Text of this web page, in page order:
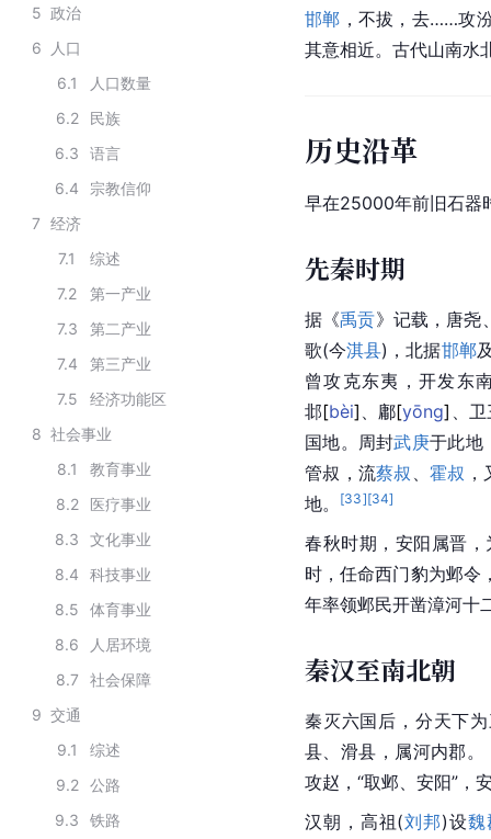
5 政治
6
人口
6.1
人口数量
6.2
民族
6.3
语言
6.4
宗教信仰
7 经济
7.1
综述
7.2
第一产业
7.3
第二产业
7.4
第三产业
7.5
经济功能区
8 社会事业
8.1
教育事业
8.2
医疗事业
8.3
文化事业
8.4
科技事业
8.5
体育事业
8.6
人居环境
8.7
社会保障
9 交通
9.1
综述
9.2
公路
9.3
铁路
邯郸 ，不拔，去……攻
其意相近。古代山南水
历史沿革
早在25000年前旧石器
先秦时期
据《禹贡》记载，唐尧
歌(今淇县)，北据邯郸
曾攻克东夷 ，开发东
邶[bèi] 鄘[yōng] 、卫
国地。
周封武庚于此地
管叔 ，流蔡叔 、霍叔
地。
[33][34]
春秋时期，安阳属晋，
时，任命西门豹为邺令
年率领邺民开凿漳河十
秦汉至南北朝
秦灭六国 后，分天下
县
滑县 ，属河内郡 。
攻赵，“取邺、安阳”，
汉朝 ， 高祖(刘邦)设魏